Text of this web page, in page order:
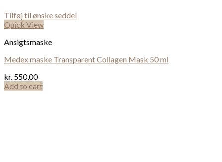
Tilføj til ønske seddel
Quick View
Ansigtsmaske
Medex maske Transparent Collagen Mask 50 ml
kr. 550,00
Add to cart